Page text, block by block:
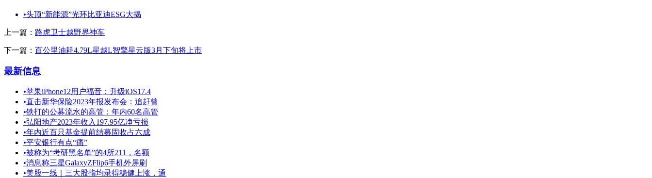
•头顶“新能源”光环比亚迪ESG大揭
上一篇： 路虎卫士越野界神车
下一篇： 百公里油耗4.79L星越L智擎星云版3月下旬将上市
最新信息
•苹果iPhone12用户福音：升级iOS17.4
•直击新华保险2023年报发布会：追赶曾
•铁打的公募流水的高管：年内60名高管
•弘阳地产2023年收入197.95亿净亏损
•年内近百只基金提前结募固收占六成
•平安银行有点“痛”
•被称为“考研黑名单”的4所211，名额
•消息称三星GalaxyZFlip6手机外屏刷
•美股一线｜三大股指均录得稳健上涨，通